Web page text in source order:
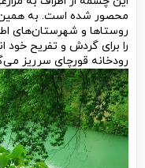
محصور شده است. به همین
روستاها و شهرستان‌های
را برای گردش و تفریح
رودخانه قورچای سرریز